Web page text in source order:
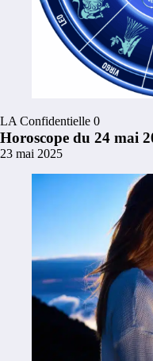
LA Confidentielle 0
Horoscope du 24 mai
23 mai 2025